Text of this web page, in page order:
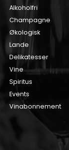
Alkoholfri
Champagne
Økologisk
Lande
Delikatesser
Vine
Spiritus
Events
Vinabonnement